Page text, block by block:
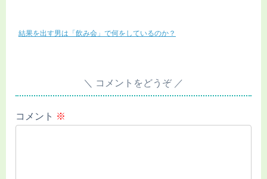
結果を出す男は「飲み会」で何をしているのか？
コメントをどうぞ
コメント ※